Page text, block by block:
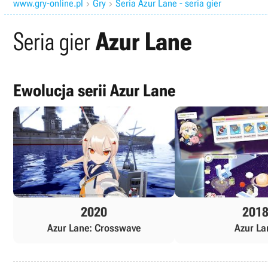
www.gry-online.pl  Gry  Seria Azur Lane - seria gier
Seria gierAzur Lane
Ewolucja serii Azur Lane
2020
Azur Lane: Crosswave
2018
Azur